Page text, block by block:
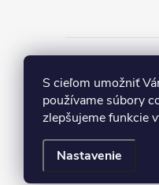
S cieľom umožniť
používame súbory
zlepšujeme funkcie
Nastavenie